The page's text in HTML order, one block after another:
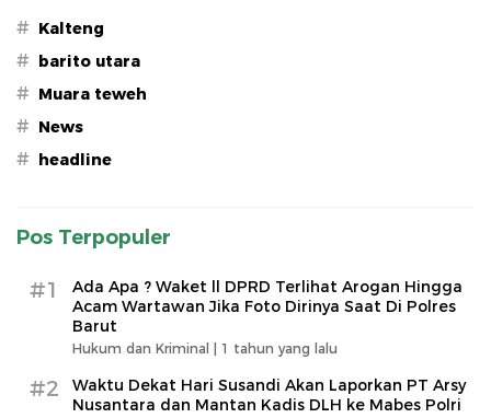
# Kalteng
# barito utara
# Muara teweh
# News
# headline
Pos Terpopuler
#1
Ada Apa ? Waket ll DPRD Terlihat Arogan Hingga
Acam Wartawan Jika Foto Dirinya Saat Di Polres
Barut
Hukum dan Kriminal | 1 tahun yang lalu
#2
Waktu Dekat Hari Susandi Akan Laporkan PT Arsy
Nusantara dan Mantan Kadis DLH ke Mabes Polri